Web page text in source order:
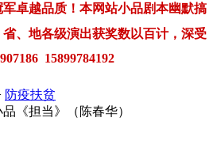
卓越品质！本网站小品剧本幽默搞
、地各级演出获奖数以百计，深受
15899784192
防疫扶贫
《担当》（陈春华）